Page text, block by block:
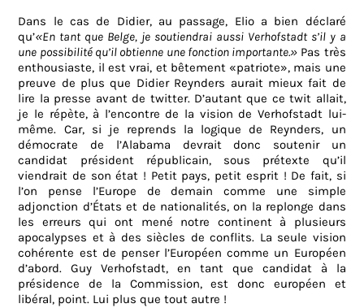
Dans le cas de Didier, au passage, Elio a bien déclaré
qu’«En tant que Belge, je soutiendrai aussi Verhofstadt s’il y a
une possibilité qu’il obtienne une fonction importante.» Pas très
enthousiaste, il est vrai, et bêtement «patriote», mais une
preuve de plus que Didier Reynders aurait mieux fait de
lire la presse avant de twitter. D’autant que ce twit allait,
je le répète, à l’encontre de la vision de Verhofstadt lui-
même. Car, si je reprends la logique de Reynders, un
démocrate de l’Alabama devrait donc soutenir un
candidat président républicain, sous prétexte qu’il
viendrait de son état ! Petit pays, petit esprit! De fait, si
l’on pense l’Europe de demain comme une simple
adjonction d’États et de nationalités, on la replonge dans
les erreurs qui ont mené notre continent à plusieurs
apocalypses et à des siècles de conflits. La seule vision
cohérente est de penser l’Européen comme un Européen
d’abord. Guy Verhofstadt, en tant que candidat à la
présidence de la Commission, est donc européen et
libéral, point. Lui plus que tout autre !